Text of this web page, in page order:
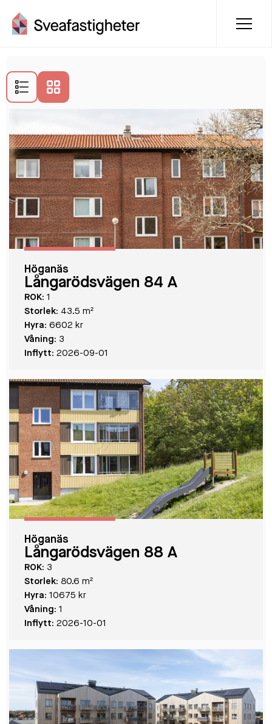
Lediga lägenheter i Höganäs
Höganäs
Långarödsvägen 84 A
ROK: 1
Storlek: 43.5 m²
Hyra: 6602 kr
Våning: 3
Inflytt: 2026-09-01
Höganäs
Långarödsvägen 88 A
ROK: 3
Storlek: 80.6 m²
Hyra: 10675 kr
Våning: 1
Inflytt: 2026-10-01